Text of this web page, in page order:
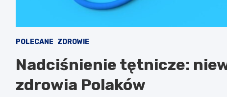
POLECANE ZDROWIE
Nadciśnienie tętnicze:
zdrowia Polaków